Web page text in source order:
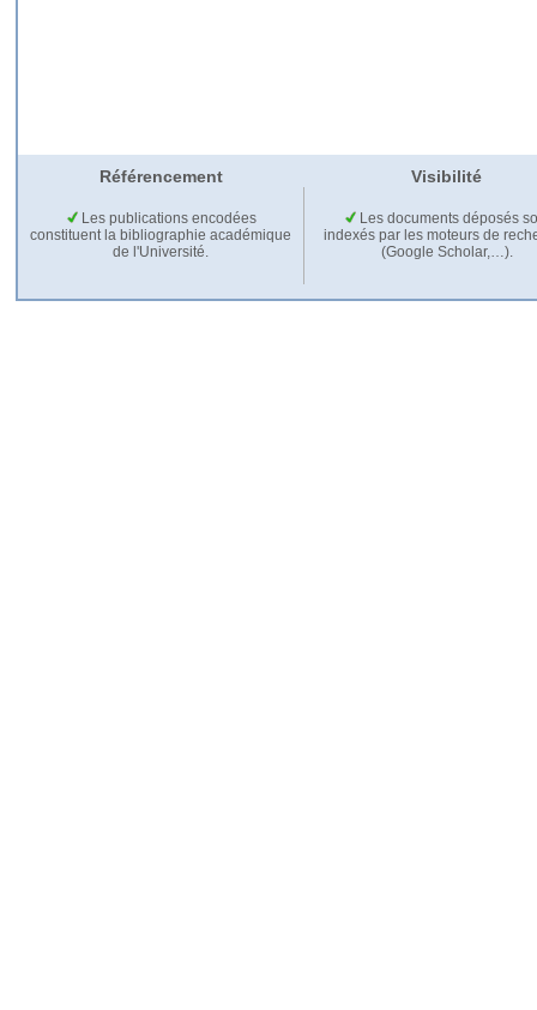
Référencement Visibilité
Les publications encodées
constituent la bibliographie académique
de l'Université.
Les documents déposés
indexés par les moteurs de
(Google Scholar,…).